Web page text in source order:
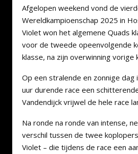
Afgelopen weekend vond de
Wereldkampioenschap 2025 in
Violet won het algemene Quads
voor de tweede opeenvolgende
klasse, na zijn overwinning vorige
Op een stralende en zonnige
uur durende race een
Vandendijck vrijwel de hele race
Na ronde na ronde van intense,
verschil tussen de twee
Violet – die tijdens de race een